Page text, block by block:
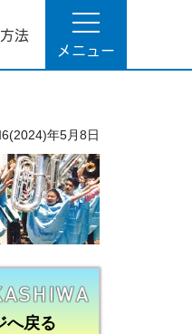
法
メニュー
年5月8日
へ戻る